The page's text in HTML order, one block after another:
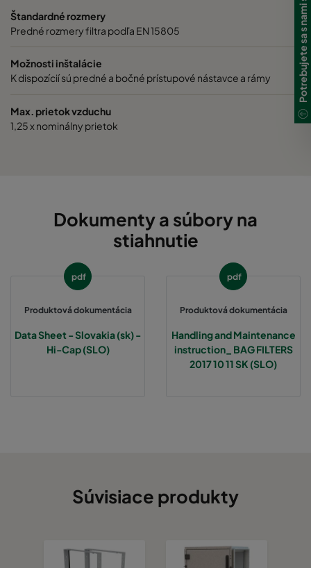
Štandardné rozmery
Predné rozmery filtra podľa EN 15805
Možnosti inštalácie
K dispozícií sú predné a bočné prístupové nástavce a rámy
Max. prietok vzduchu
1,25 x nominálny prietok
Dokumenty a súbory na
stiahnutie
pdf
Produktová dokumentácia
Data Sheet - Slovakia (sk) -
Hi-Cap (SLO)
pdf
Produktová dokumentácia
Handling and Maintenance
instruction_ BAG FILTERS
2017 10 11 SK (SLO)
Súvisiace produkty
Potrebujete sa s nami spojiť?